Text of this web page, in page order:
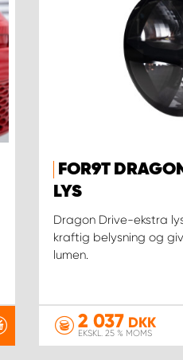
FOR9T
LYS
Dragon Drive-ekstra
kraftig belysning og
lumen.
2 037 DKK
EKSKL. 25 % MOMS